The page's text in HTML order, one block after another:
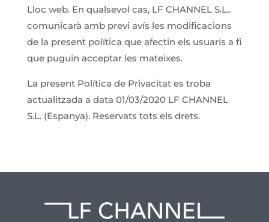
Lloc web. En qualsevol cas, LF CHANNEL S.L..
comunicarà amb previ avís les modificacions
de la present política que afectin els usuaris a fi
que puguin acceptar les mateixes.
La present Política de Privacitat es troba
actualitzada a data 01/03/2020 LF CHANNEL
S.L. (Espanya). Reservats tots els drets.